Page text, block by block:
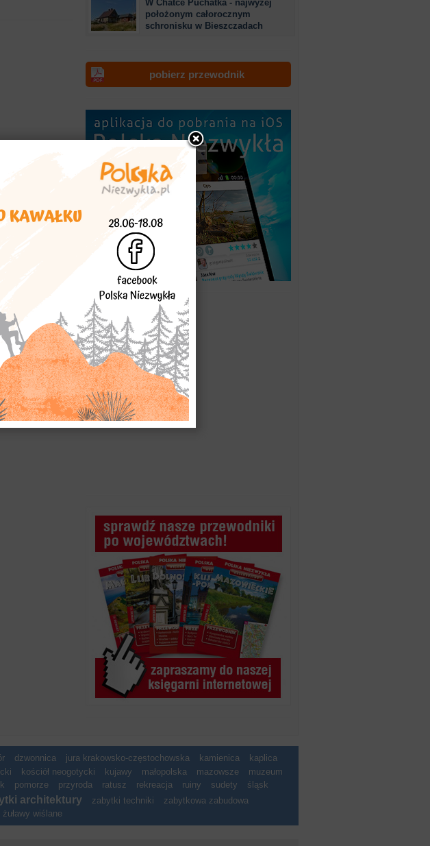
W Chatce Puchatka - najwyżej
położonym całorocznym
schronisku w Bieszczadach
dzwonnica jura krakowsko-częstochowska kamienica
kaplica
kościół neogotycki kujawy małopolska mazowsze
muzeum
pomorze przyroda ratusz rekreacja ruiny sudety śląsk
architektury zabytki techniki
zabytkowa zabudowa
żuławy wiślane